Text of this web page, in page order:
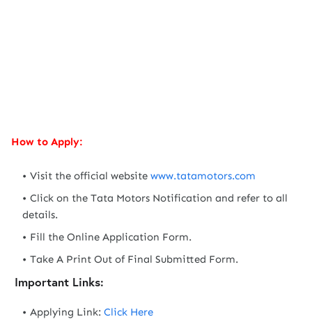
How to Apply:
Visit the official website www.tatamotors.com
Click on the Tata Motors Notification and refer to all
details.
Fill the Online Application Form.
Take A Print Out of Final Submitted Form.
Important Links:
Applying Link: Click Here